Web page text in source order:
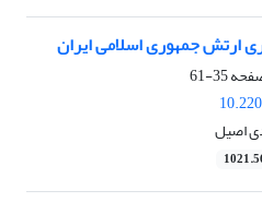
ارتش جمهوری اسلامی ایران
35-61
اصیل